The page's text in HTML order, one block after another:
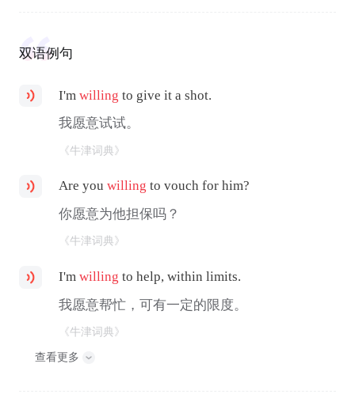
双语例句
I'mwilling to give it a shot.
我愿意试试。
《牛津词典》
Are youwilling to vouch for him?
你愿意为他担保吗？
《牛津词典》
I'mwilling to help, within limits.
我愿意帮忙，可有一定的限度。
《牛津词典》
查看更多